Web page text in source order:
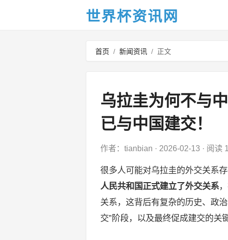
世界杯资讯网
首页 / 新闻资讯 / 正文
乌拉圭为何不与
已与中国建交！
作者：tianbian · 2026-02-13 · 阅读
很多人可能对乌拉圭的外交关系存
人民共和国正式建立了外交关系
关系，这背后有复杂的历史、政
交”阶段，以及最终促成建交的关